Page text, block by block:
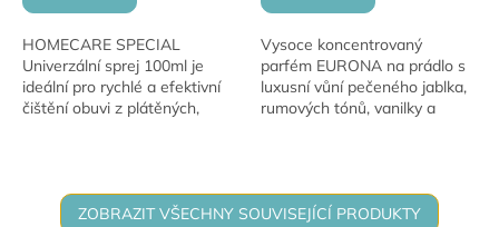
HOMECARE SPECIAL
Univerzální sprej 100ml je
ideální pro rychlé a efektivní
čištění obuvi z plátěných,
Vysoce koncentrovaný
parfém EURONA na prádlo s
luxusní vůní pečeného jablka,
rumových tónů, vanilky a
ZOBRAZIT VŠECHNY SOUVISEJÍCÍ PRODUKTY